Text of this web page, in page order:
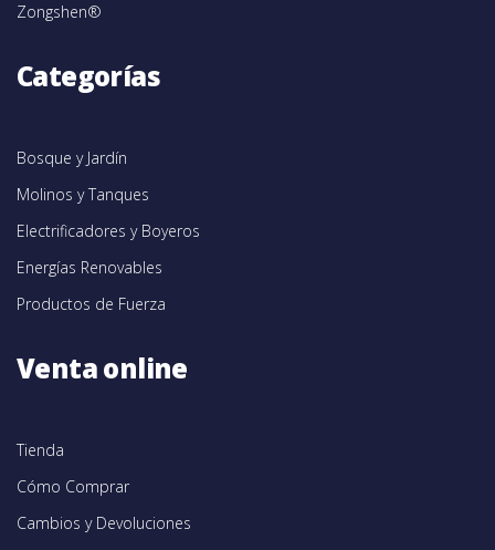
Zongshen®
Categorías
Bosque y Jardín
Molinos y Tanques
Electrificadores y Boyeros
Energías Renovables
Productos de Fuerza
Venta online
Tienda
Cómo Comprar
Cambios y Devoluciones